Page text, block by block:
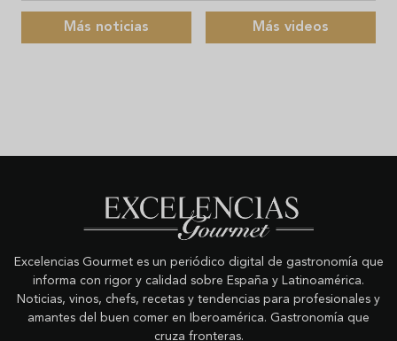
Más noticias Más videos
Excelencias Gourmet es un periódico digital de gastronomía que
informa con rigor y calidad sobre España y Latinoamérica.
Noticias, vinos, chefs, recetas y tendencias para profesionales y
amantes del buen comer en Iberoamérica. Gastronomía que
cruza fronteras.